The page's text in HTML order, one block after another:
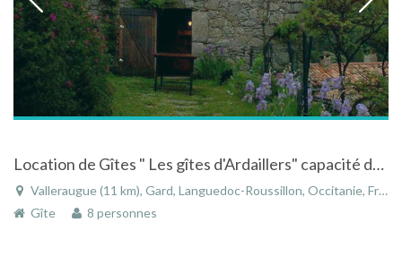
Location de Gîtes " Les gîtes d'Ardaillers" capacité de 3 à 8 personnes
Valleraugue (11 km), Gard, Languedoc-Roussillon, Occitanie, France
Gîte
8 personnes